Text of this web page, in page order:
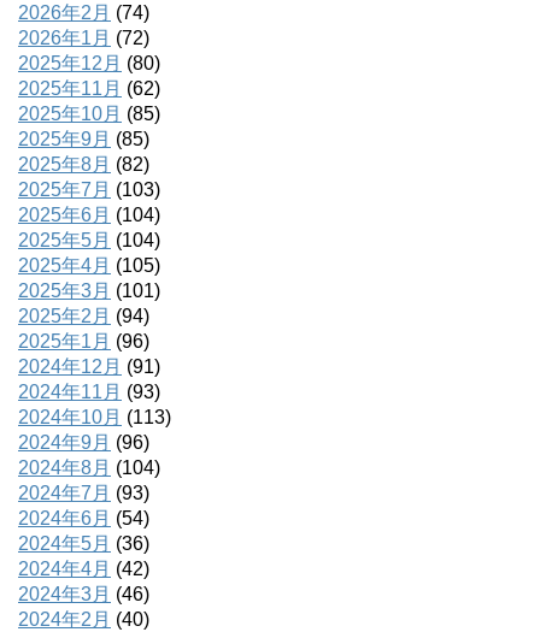
2026年2月 (74)
2026年1月 (72)
2025年12月 (80)
2025年11月 (62)
2025年10月 (85)
2025年9月 (85)
2025年8月 (82)
2025年7月 (103)
2025年6月 (104)
2025年5月 (104)
2025年4月 (105)
2025年3月 (101)
2025年2月 (94)
2025年1月 (96)
2024年12月 (91)
2024年11月 (93)
2024年10月 (113)
2024年9月 (96)
2024年8月 (104)
2024年7月 (93)
2024年6月 (54)
2024年5月 (36)
2024年4月 (42)
2024年3月 (46)
2024年2月 (40)